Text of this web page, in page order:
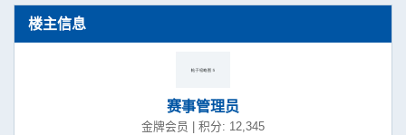
楼主信息
赛事管理员
金牌会员 | 积分: 12,345